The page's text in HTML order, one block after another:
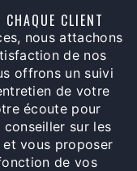
CLIENT
nous attachons
de nos
offrons un suivi
de votre
écoute pour
sur les
vous proposer
de vos